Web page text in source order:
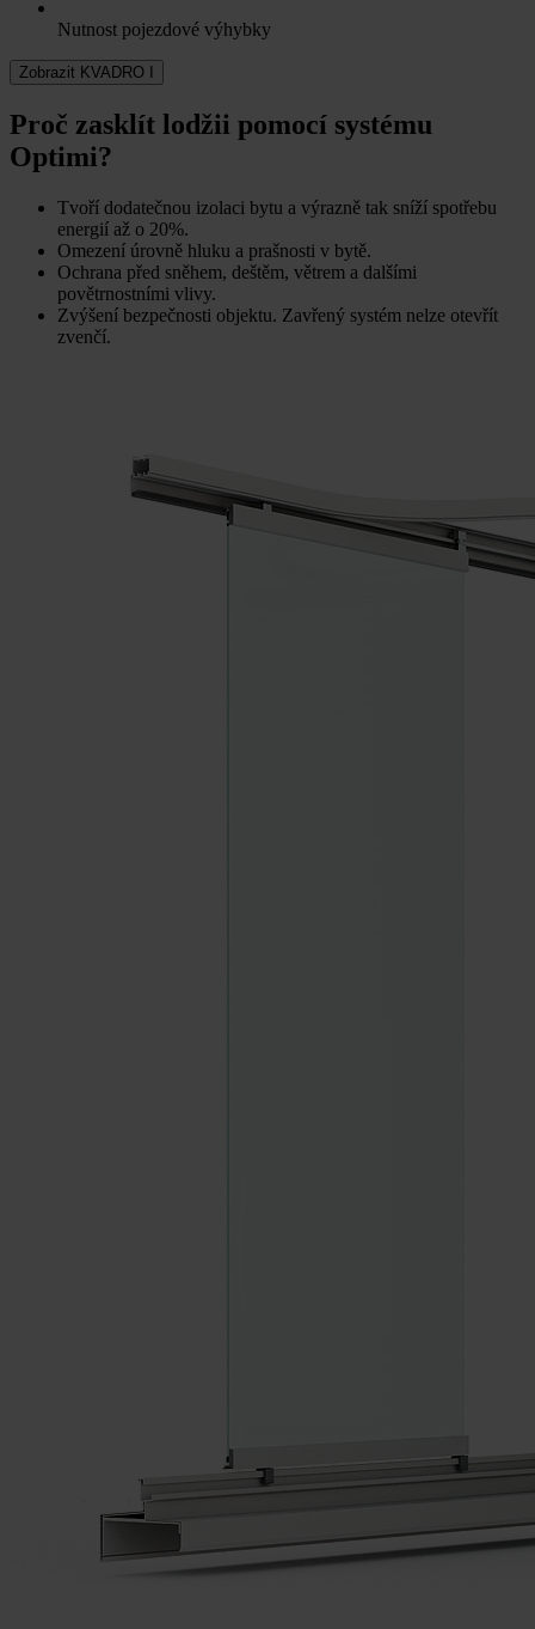
Nutnost pojezdové výhybky
Zobrazit KVADRO I
Proč zasklít lodžii pomocí systému
Optimi?
Tvoří dodatečnou izolaci bytu a výrazně tak sníží spotřebu
energií až o 20%.
Omezení úrovně hluku a prašnosti v bytě.
Ochrana před sněhem, deštěm, větrem a dalšími
povětrnostními vlivy.
Zvýšení bezpečnosti objektu. Zavřený systém nelze otevřít
zvenčí.